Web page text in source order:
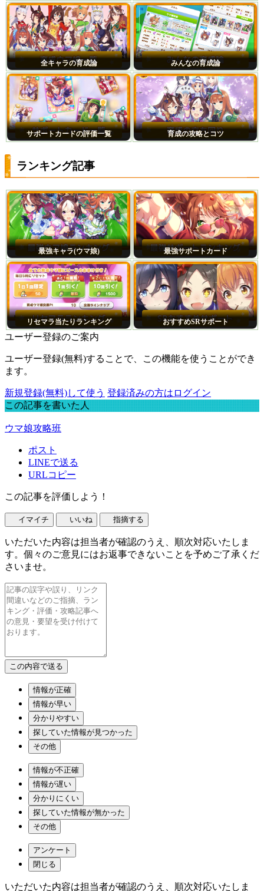
全キャラの育成論 みんなの育成論
サポートカードの評価一覧 育成の攻略とコツ
ランキング記事
最強キャラ(ウマ娘) 最強サポートカード
リセマラ当たりランキング おすすめSRサポート
ユーザー登録のご案内
ユーザー登録(無料)することで、この機能を使うことができ
ます。
新規登録(無料)して使う 登録済みの方はログイン
この記事を書いた人
ウマ娘攻略班
ポスト
LINEで送る
URLコピー
この記事を評価しよう！
イマイチ いいね 指摘する
いただいた内容は担当者が確認のうえ、順次対応いたしま
す。個々のご意見にはお返事できないことを予めご了承くだ
さいませ。
情報が正確
情報が早い
分かりやすい
探していた情報が見つかった
その他
情報が不正確
情報が遅い
分かりにくい
探していた情報が無かった
その他
アンケート
閉じる
いただいた内容は担当者が確認のうえ、順次対応いたしま